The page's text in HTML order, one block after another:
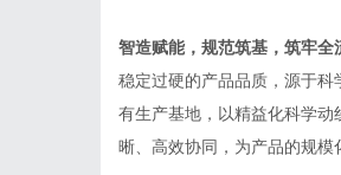
智造赋能， 规范筑基 ， 筑牢全
稳定过硬的产品品质，源于
有生产基地，以精益化科学
晰、高效协同，为产品的规